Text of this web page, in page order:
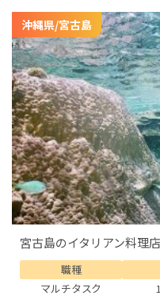
沖縄県/宮古島
宮古島のイタリアン料理
職種
マルチタスク